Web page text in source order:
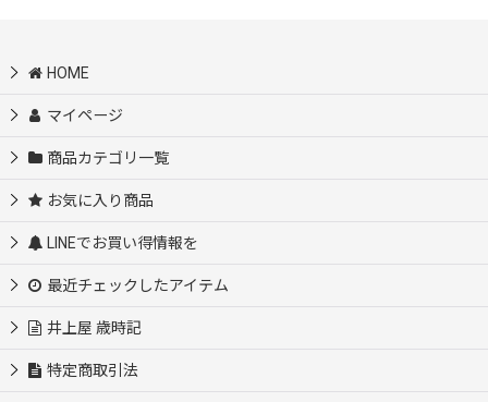
HOME
マイページ
商品カテゴリ一覧
お気に入り商品
LINEでお買い得情報を
最近チェックしたアイテム
井上屋 歳時記
特定商取引法